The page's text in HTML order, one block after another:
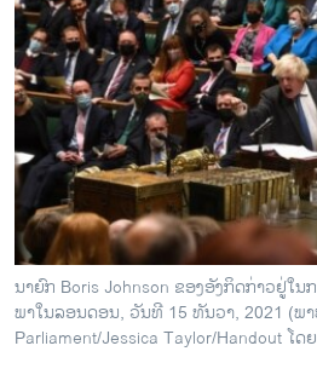
ນາ​ຍົກ Boris Johnson ຂອງ​ອັງ​ກິດກ່າວຢູ່​ໃ
ພາໃນ​ລອນດອນ, ວັນ​ທີ 15 ທັນ​ວາ, 2021 (ພ
Parliament/Jessica Taylor/Handout ໂ